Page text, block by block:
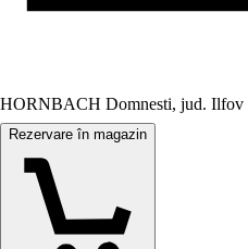
HORNBACH Domnesti, jud. Ilfov
Rezervare în magazin